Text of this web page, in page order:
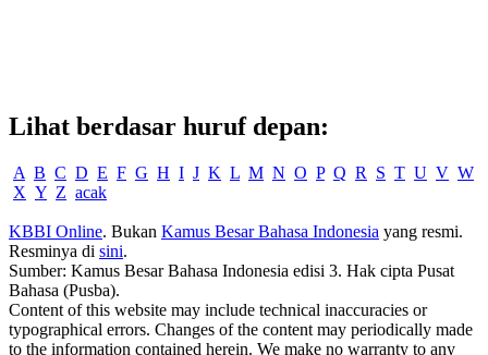
Lihat berdasar huruf depan:
A B C D E F G H I J K L M N O P Q R S T U V W
X Y Z acak
KBBI Online. Bukan Kamus Besar Bahasa Indonesia yang resmi.
Resminya di sini.
Sumber: Kamus Besar Bahasa Indonesia edisi 3. Hak cipta Pusat
Bahasa (Pusba).
Content of this website may include technical inaccuracies or
typographical errors. Changes of the content may periodically made
to the information contained herein. We make no warranty to any